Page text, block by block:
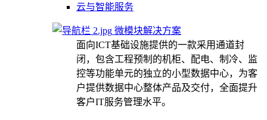
云与智能服务
微模块解决方案
面向ICT基础设施提供的一款采用通道封
闭，包含工程预制的机柜、配电、制冷、监
控等功能单元的独立的小型数据中心，为客
户提供数据中心整体产品及交付，全面提升
客户IT服务管理水平。